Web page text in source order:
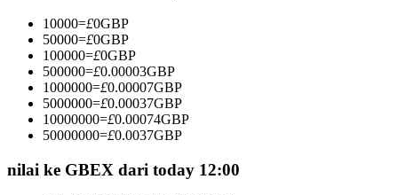
Menjadi Pedagang Salinan
Nikmati pembagian keuntungan dan komisi copy trading
10000=£0GBP
50000=£0GBP
100000=£0GBP
500000=£0.00003GBP
1000000=£0.00007GBP
5000000=£0.00037GBP
10000000=£0.00074GBP
50000000=£0.0037GBP
nilai ke GBEX dari today 12:00